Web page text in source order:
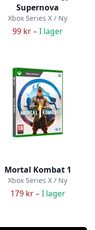
Supernova
Xbox Series X / Ny
99 kr –I lager
Mortal Kombat 1
Xbox Series X / Ny
179 kr –I lager